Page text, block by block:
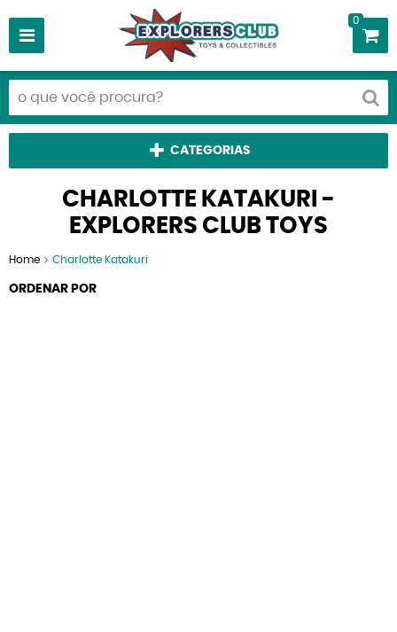
0
CATEGORIAS
CHARLOTTE KATAKURI -
EXPLORERS CLUB TOYS
Home Charlotte Katakuri
ORDENAR POR